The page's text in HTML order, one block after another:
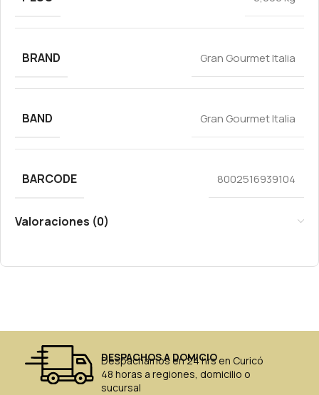
BRAND Gran Gourmet Italia
BAND Gran Gourmet Italia
BARCODE 8002516939104
Valoraciones (0)
DESPACHOS A DOMICIO
Despachamos en 24 hrs en Curicó
48 horas a regiones, domicilio o
sucursal